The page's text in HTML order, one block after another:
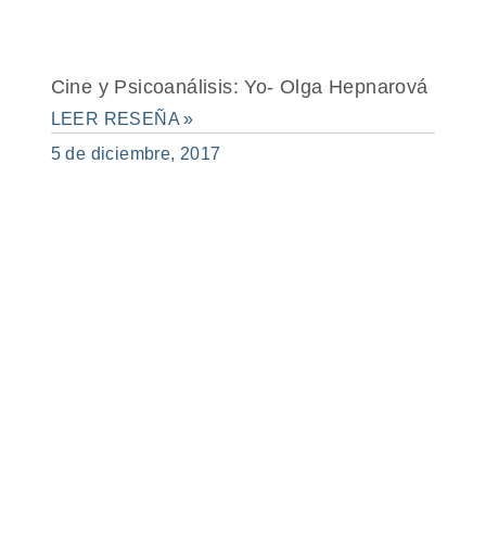
Cine y Psicoanálisis: Yo- Olga Hepnarová
LEER RESEÑA »
5 de diciembre, 2017